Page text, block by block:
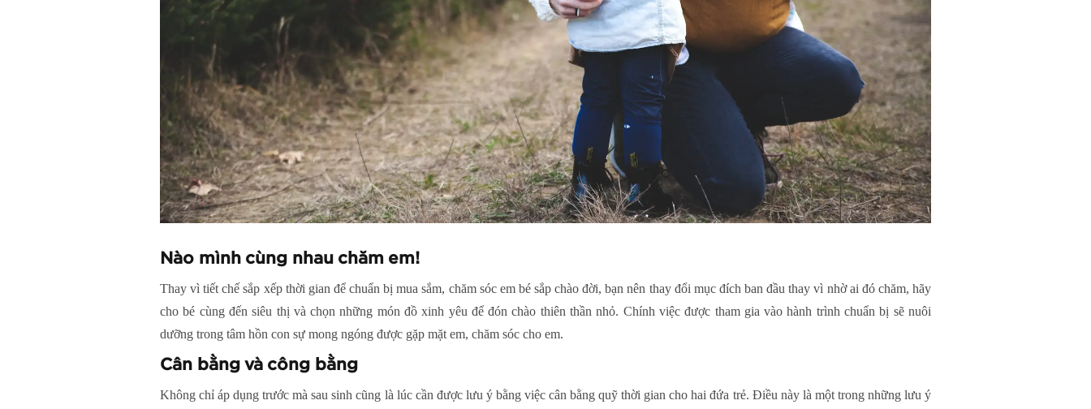
Nào mình cùng nhau chăm em!
Thay vì tiết chế sắp xếp thời gian để chuẩn bị mua sắm, chăm sóc em bé sắp chào đời, bạn nên thay đổi mục đích ban đầu thay vì nhờ ai đó chăm, hãy
cho bé cùng đến siêu thị và chọn những món đồ xinh yêu để đón chào thiên thần nhỏ. Chính việc được tham gia vào hành trình chuẩn bị sẽ nuôi
dưỡng trong tâm hồn con sự mong ngóng được gặp mặt em, chăm sóc cho em.
Cân bằng và công bằng
Không chỉ áp dụng trước mà sau sinh cũng là lúc cần được lưu ý bằng việc cân bằng quỹ thời gian cho hai đứa trẻ. Điều này là một trong những lưu ý